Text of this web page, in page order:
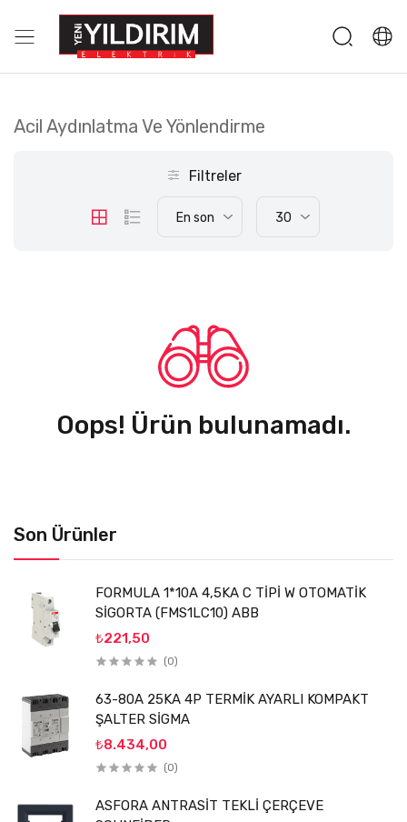
Son Ürünler
FORMULA 1*10A 4,5KA C TİPİ W OTOMATİK
SİGORTA (FMS1LC10) ABB
₺221,50
(0)
63-80A 25KA 4P TERMİK AYARLI KOMPAKT
ŞALTER SİGMA
₺8.434,00
(0)
ASFORA ANTRASİT TEKLİ ÇERÇEVE
Acil Aydınlatma Ve Yönlendirme
Filtreler
En son 30
Oops! Ürün bulunamadı.